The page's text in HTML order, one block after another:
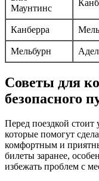
Маунтинс
Канберра
Мельбурн
Советы для
безопасного
Перед поездкой
которые помогут
комфортным и
билеты заранее,
избежать проблем с